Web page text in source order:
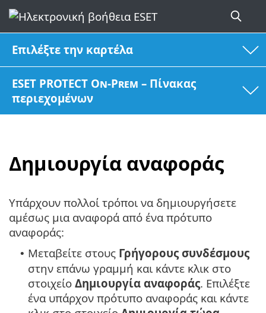
Επιλέξτε την καρτέλα
ESET PROTECT On-Prem – Πίνακας
περιεχομένων
Δημιουργία αναφοράς
Υπάρχουν πολλοί τρόποι να δημιουργήσετε
αμέσως μια αναφορά από ένα πρότυπο
αναφοράς:
• Μεταβείτε στους Γρήγορους συνδέσμους
στην επάνω γραμμή και κάντε κλικ στο
στοιχείο Δημιουργία αναφοράς. Επιλέξτε
ένα υπάρχον πρότυπο αναφοράς και κάντε